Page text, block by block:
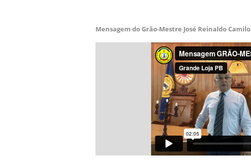
Mensagem do Grão-Mestre José Reinaldo Camilo